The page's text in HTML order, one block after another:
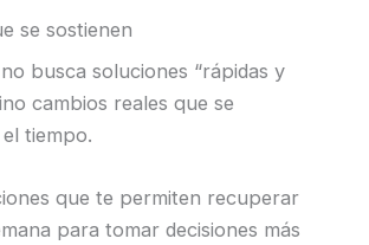
se sostienen
busca soluciones “rápidas y
cambios reales que se
tiempo.
que te permiten recuperar
para tomar decisiones más